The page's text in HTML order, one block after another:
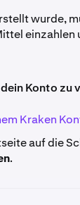
wurde,
einzahlen
Konto zu
Kraken
auf die
.